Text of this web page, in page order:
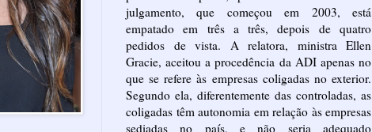
julgamento, que começou em 2003, está
empatado em três a três, depois de quatro
pedidos de vista. A relatora, ministra Ellen
Gracie, aceitou a procedência da ADI apenas no
que se refere às empresas coligadas no exterior.
Segundo ela, diferentemente das controladas, as
coligadas têm autonomia em relação às empresas
sediadas no país, e não seria adequado